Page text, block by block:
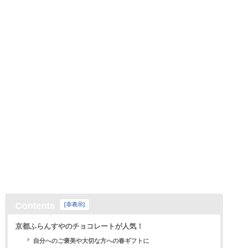
非表示
京都ふらんすやのチョコレートが人気！
自分へのご褒美や大切な方への春ギフトに